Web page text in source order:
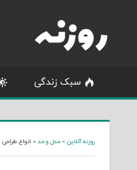
content
سبک زندگی
روزنه آنلاین »مدل و مد » انواع